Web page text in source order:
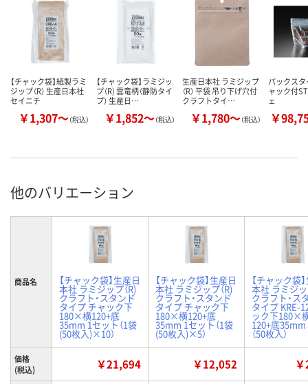
【チャック袋】紙製ラミ
ジップ（R） 生産日本社
セイニチ
￥1,307～（税込）
【チャック袋】ラミジッ
プ（R) 雲竜柄（静防タイ
プ） 生産日…
￥1,852～（税込）
生産日本社 ラミジップ
（R） 平袋 吊り下げ穴付
クラフトタイ…
￥1,780～（税込）
パックスタ
ャック付
ェ
￥
他のバリエーション
商品名 【チャック袋】生産日
本社 ラミジップ（R)
クラフト・スタンド
タイプ チャック下
180×横120+底
35mm 1セット（1袋
(50枚入)×10）
【チャック袋】生産日
本社 ラミジップ（R)
クラフト・スタンド
タイプ チャック下
180×横120+底
35mm 1セット（1袋
(50枚入)×5）
【チャック袋
本社 ラミジッ
クラフト・ス
タイプ KRE-
ック下180×
120+底35mm
（50枚入）
価格
(税込)
￥21,694 ￥12,052